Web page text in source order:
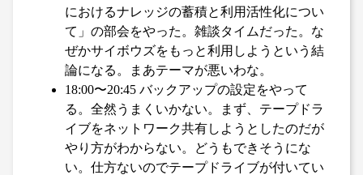
におけるナレッジの蓄積と利用活性化につい
て」の部会をやった。雑談タイムだった。な
ぜかサイボウズをもっと利用しようという結
論になる。まあテーマが悪いわな。
18:00〜20:45 バックアップの設定をやって
る。全然うまくいかない。まず、テープドラ
イブをネットワーク共有しようとしたのだが
やり方がわからない。どうもできそうにな
い。仕方ないのでテープドライブが付いてい